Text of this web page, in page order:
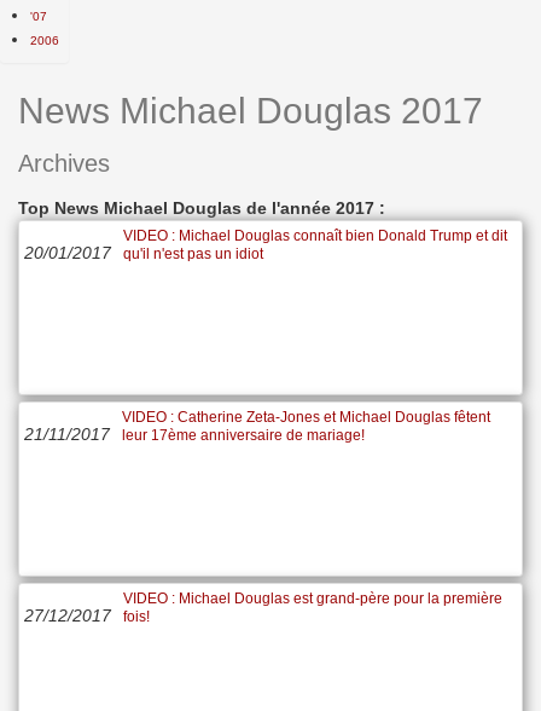
'07
2006
News Michael Douglas 2017
Archives
Top News Michael Douglas de l'année 2017 :
20/01/2017
VIDEO : Michael Douglas connaît bien Donald Trump et dit
qu'il n'est pas un idiot
21/11/2017
VIDEO : Catherine Zeta-Jones et Michael Douglas fêtent
leur 17ème anniversaire de mariage!
27/12/2017
VIDEO : Michael Douglas est grand-père pour la première
fois!